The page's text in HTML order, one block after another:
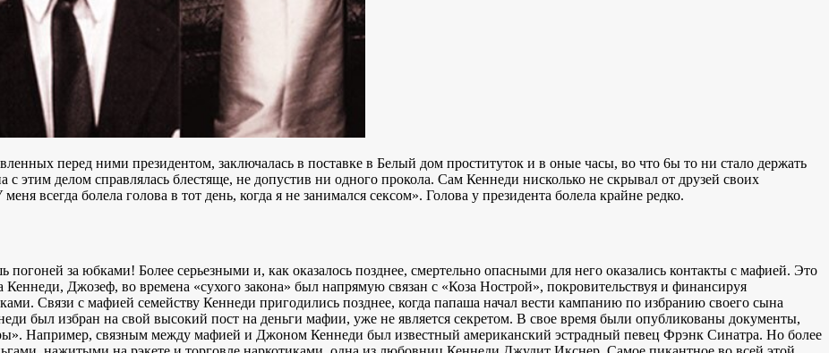
перед ними президентом, заключалась в поставке в Белый дом проституток и в оные часы, во что 6ы то ни стало держать
с этим делом справлялась блестяще, не допустив ни одного прокола. Сам Кеннеди нисколько не скрывал от друзей своих
всегда болела голова в тот день, когда я не занимался сексом». Голова у президента болела крайне редко.
за юбками! Более серьезными и, как оказалось позднее, смертельно опасными для него оказались контакты с мафией. Это
Джозеф, во времена «сухого закона» был напрямую связан с «Коза Нострой», покровительствуя и финансируя
Связи с мафией семейству Кеннеди пригодились позднее, когда папаша начал вести кампанию по избранию своего сына
избран на свой высокий пост на деньги мафии, уже не является секретом. В свое время были опубликованы документы,
Например, связным между мафией и Джоном Кеннеди был известный американский эстрадный певец Фрэнк Синатра. Но более